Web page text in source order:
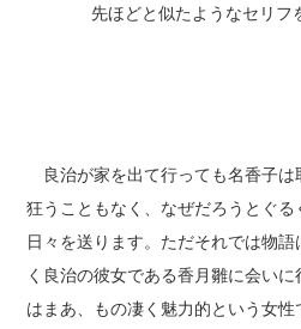
先ほどと似たようなセリフ
良治が家を出て行っても名香子は
狂うこともなく、なぜだろうとぐ
日々を送ります。ただそれでは物
く良治の彼女である香月雛に会い
はまあ、もの凄く魅力的という女